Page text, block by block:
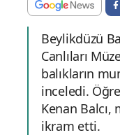
Beylikdüzü
Canlıları
balıkların
inceledi.
Kenan
ikram etti.